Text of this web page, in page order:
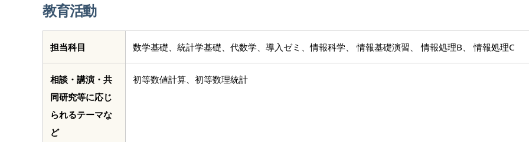
教育活動
担当科目 数学基礎、統計学基礎、代数学、導入ゼミ、情報科学、 情報基礎演習、 情報処理B、 情報処理C
オフィスアワー
相談・講演・共
同研究等に応じ
られるテーマな
ど
初等数値計算、初等数理統計